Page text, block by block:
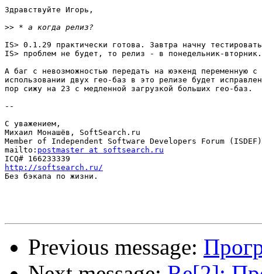
Здравствуйте Игорь,
>>
IS> 0.1.29 практически готова. Завтра начну
IS> проблем не будет, то релиз - в понедельник-вторник.
А баг с невозможностью передать на юэкенд переменную с
использовании двух гео-баз в это релизе будет
пор сижу на 23 с медленной загрузкой больших гео-баз.
--
С уважением,
Михаил Монашёв, SoftSearch.ru
Member of Independent Software Developers Forum (ISDEF)
mailto: postmaster at softsearch.ru
http://softsearch.ru/
Без бэкапа по жизни.
Previous message: